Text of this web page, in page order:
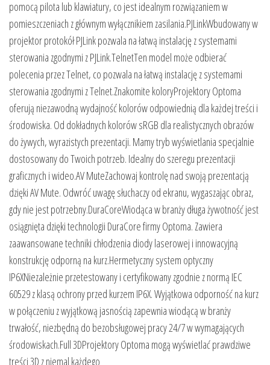
pomocą pilota lub klawiatury, co jest idealnym rozwiązaniem w
pomieszczeniach z głównym wyłącznikiem zasilania.PJLinkWbudowany w
projektor protokół PJLink pozwala na łatwą instalację z systemami
sterowania zgodnymi z PJLink.TelnetTen model może odbierać
polecenia przez Telnet, co pozwala na łatwą instalację z systemami
sterowania zgodnymi z Telnet.Znakomite koloryProjektory Optoma
oferują niezawodną wydajność kolorów odpowiednią dla każdej treści i
środowiska. Od dokładnych kolorów sRGB dla realistycznych obrazów
do żywych, wyrazistych prezentacji. Mamy tryb wyświetlania specjalnie
dostosowany do Twoich potrzeb. Idealny do szeregu prezentacji
graficznych i wideo.AV MuteZachowaj kontrolę nad swoją prezentacją
dzięki AV Mute. Odwróć uwagę słuchaczy od ekranu, wygaszając obraz,
gdy nie jest potrzebny.DuraCoreWiodąca w branży długa żywotność jest
osiągnięta dzięki technologii DuraCore firmy Optoma. Zawiera
zaawansowane techniki chłodzenia diody laserowej i innowacyjną
konstrukcję odporną na kurz.Hermetyczny system optyczny
IP6XNiezależnie przetestowany i certyfikowany zgodnie z normą IEC
60529 z klasą ochrony przed kurzem IP6X. Wyjątkowa odporność na kurz
w połączeniu z wyjątkową jasnością zapewnia wiodącą w branży
trwałość, niezbędną do bezobsługowej pracy 24/7 w wymagających
środowiskach.Full 3DProjektory Optoma mogą wyświetlać prawdziwe
treści 3D z niemal każdego